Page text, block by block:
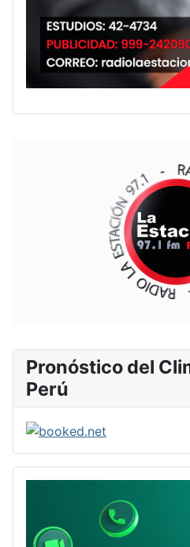
Pronóstico del
Perú